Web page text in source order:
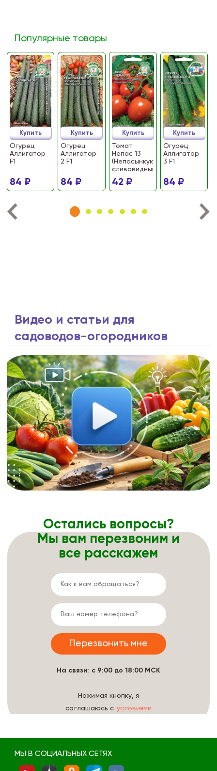
Популярные товары
Огурец
Аллигатор
F1
84 ₽
Купить
Огурец
Аллигатор
2 F1
84 ₽
Купить
Томат
Непас 13
(Непасынкующийся
сливовидный)
42 ₽
Купить
Огурец
Аллигатор
3 F1
84 ₽
Купить
Видео и статьи для
садоводов-огородников
Остались вопросы?
Мы вам перезвоним и
все расскажем
На связи: с 9:00 до 18:00 МСК
Нажимая кнопку, я
соглашаюсь с условиями
МЫ В СОЦИАЛЬНЫХ СЕТЯХ